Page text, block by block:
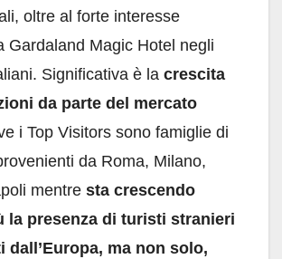
oltre al forte interesse
Gardaland Magic Hotel negli
Significativa è la crescita
da parte del mercato
i Top Visitors sono famiglie di
da Roma, Milano,
mentre sta crescendo
la presenza di turisti stranieri
dall’Europa, ma non solo,